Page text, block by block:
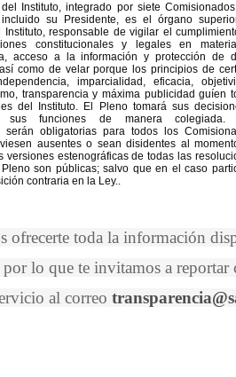
Instituto, integrado por siete
su Presidente, es el órgano
Instituto, responsable de vigilar el
constitucionales y legales en
acceso a la información y protección de
como de velar porque los principios de
imparcialidad, eficacia,
transparencia y máxima publicidad guíen
del Instituto. El Pleno tomará sus
sus funciones de manera colegiada.
serán obligatorias para todos los
ausentes o sean disidentes al
versiones estenográficas de todas las
son públicas; salvo que en el caso
contraria en la Ley..
ofrecerte toda la información
lo que te invitamos a reportar
al correo